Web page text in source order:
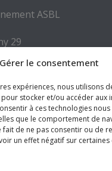
Gérer le consentement
expériences, nous utilisons
stocker et/ou accéder aux
à ces technologies
que le comportement de
fait de ne pas consentir ou de
un effet négatif sur
ASBL
29
environnement.be